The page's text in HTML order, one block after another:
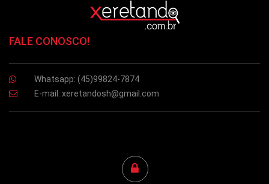
FALE CONOSCO!
Whatsapp: (45)99824-7874
E-mail: xeretandosh@gmail.com